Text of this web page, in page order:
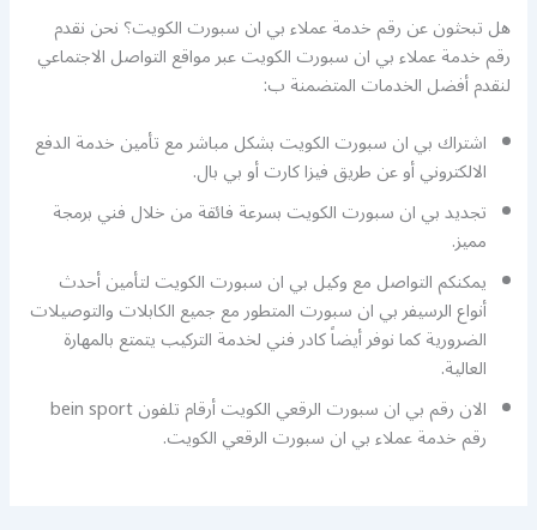
هل تبحثون عن رقم خدمة عملاء بي ان سبورت الكويت؟ نحن نقدم
رقم خدمة عملاء بي ان سبورت الكويت عبر مواقع التواصل الاجتماعي
لنقدم أفضل الخدمات المتضمنة ب:
اشتراك بي ان سبورت الكويت بشكل مباشر مع تأمين خدمة الدفع
الالكتروني أو عن طريق فيزا كارت أو بي بال.
تجديد بي ان سبورت الكويت بسرعة فائقة من خلال فني برمجة
مميز.
يمكنكم التواصل مع وكيل بي ان سبورت الكويت لتأمين أحدث
أنواع الرسيفر بي ان سبورت المتطور مع جميع الكابلات والتوصيلات
الضرورية كما نوفر أيضاً كادر فني لخدمة التركيب يتمتع بالمهارة
العالية.
الان رقم بي ان سبورت الرقعي الكويت أرقام تلفون bein sport
رقم خدمة عملاء بي ان سبورت الرقعي الكويت.